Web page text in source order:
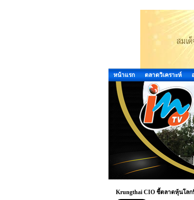
หน้าแรก ตลาดวิเคราะห์
Krungthai CIO ชี้ตลาดหุ้นโล